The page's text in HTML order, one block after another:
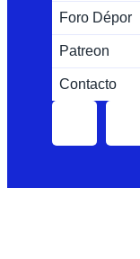
Foro Dépor
Patreon
Contacto